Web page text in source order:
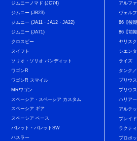
ジムニーノマド (JC74)
ジムニー (JB23)
ジムニー (JA11・JA12・JA22)
ジムニー (JA71)
クロスビー
スイフト
ソリオ・ソリオ バンディット
ワゴンR
ワゴンR スマイル
MRワゴン
スペーシア・スペーシア カスタム
スペーシア ギア
スペーシア ベース
パレット・パレットSW
ハスラー
アルフ
ヴェル
86【後
86【前
ヤリス
シエンタ
ライズ
タンク
プリウス
プリウ
ハリアー
アルテ
ブレイド
ラクテ
プロボ